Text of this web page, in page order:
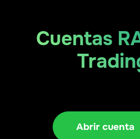
Cuentas
Abrir cuenta